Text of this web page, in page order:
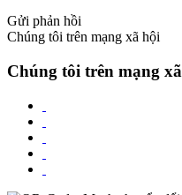
Gửi phản hồi
Chúng tôi trên mạng xã hội
Chúng tôi trên mạng